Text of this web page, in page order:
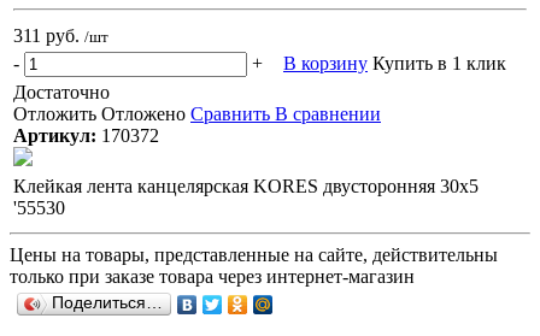
311 руб. /шт
- + В корзину Купить в 1 клик
Достаточно
Отложить Отложено Сравнить В сравнении
Артикул: 170372
Клейкая лента канцелярская KORES двусторонняя 30х5
'55530
Цены на товары, представленные на сайте, действительны
только при заказе товара через интернет-магазин
Поделиться…